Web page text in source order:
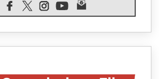
08.08.2026
Spin Time, Reina: Cristo non abita nei
senzatetto
08.08.2026
08.08.2026